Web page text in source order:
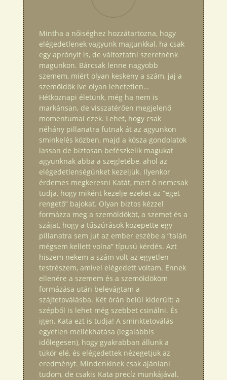
Mintha a nőiséghez hozzátartozna, hogy
elégedetlenek vagyunk magunkkal, ha csak
egy aprónyit is, de változtatni szeretnénk
magunkon. Bárcsak lenne nagyobb
szemem, miért olyan keskeny a szám, jaj a
szemöldök íve olyan lehetetlen…
Hétköznapi életünk, még ha nem is
markánsan, de visszatérően megjelenő
momentumai ezek. Lehet, hogy csak
néhány pillanatra futnak át az agyunkon
sminkelés közben, majd a kósza gondolatok
lassan de biztosan befészkelik magukat
agyunknak abba a szegletébe, ahol az
elégedetlenségünket kezeljük. Ilyenkor
érdemes megkeresni Katát, mert ő nemcsak
tudja, hogy miként kezelje ezeket az “eget
rengető” bajokat. Olyan biztos kézzel
formázza meg a szemöldököt, a szemet és a
szájat, hogy a tűszúrások közepette egy
pillanatra sem jut az ember eszébe a “talán
mégsem kellett volna” típusú kérdés. Azt
hiszem nekem a szám volt az egyetlen
testrészem, amivel elégedett voltam. Ennek
ellenére a szemem és a szemöldököm
formázása után belevágtam a
szájtetoválásba. Két órán belül kiderült: a
szépből is lehet még szebbet csinálni. És
igen, Kata ezt is tudja! A sminktetoválás
egyetlen mellékhatása (legalábbis
időlegesen), hogy gyakrabban állunk a
tükör elé, és elégedettek nézegetjük az
eredményt. Mindenkinek csak ajánlani
tudom, de csakis Kata precíz munkájával.